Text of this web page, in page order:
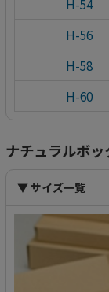
H-54
H-56
H-58
H-60
ナチュラルボ
▼ サイズ一覧